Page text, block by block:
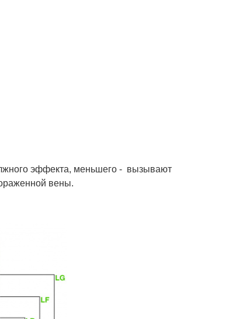
эффекта, меньшего - вызывают
вены.